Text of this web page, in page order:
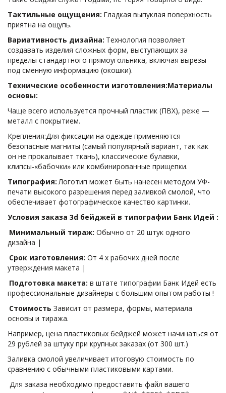
Тактильные ощущения: Гладкая выпуклая поверхность
приятна на ощупь.
Вариативность дизайна: Технология позволяет
создавать изделия сложных форм, выступающих за
пределы стандартного прямоугольника, включая вырезы
под сменную информацию (окошки).
Технические особенности изготовления:Материалы
основы:
Чаще всего используется прочный пластик (ПВХ), реже —
металл с покрытием.
Крепления:Для фиксации на одежде применяются
безопасные магниты (самый популярный вариант, так как
он не прокалывает ткань), классические булавки,
клипсы-«бабочки» или комбинированные прищепки.
Типография: Логотип может быть нанесен методом УФ-
печати высокого разрешения перед заливкой смолой, что
обеспечивает фотографическое качество картинки.
Минимальный тираж: Обычно от 20 штук одного
дизайна |
Срок изготовления: От 4 х рабочих дней после
утверждения макета |
Подготовка макета: в штате типографии Банк Идей есть
профессиональные дизайнеры с большим опытом работы !
Стоимость Зависит от размера, формы, материала
основы и тиража.
Например, цена пластиковых бейджей может начинаться от
29 рублей за штуку при крупных заказах (от 300 шт.)
Заливка смолой увеличивает итоговую стоимость по
сравнению с обычными пластиковыми картами.